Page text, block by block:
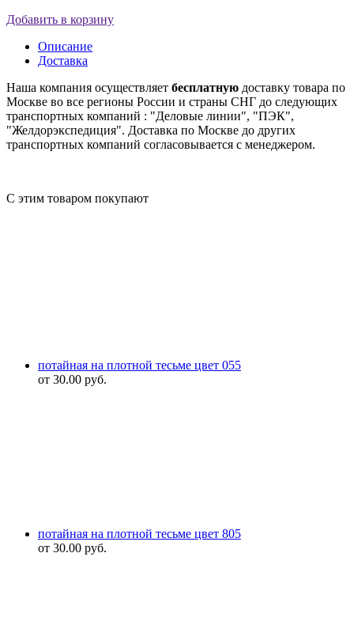
Добавить в корзину
Описание
Доставка
Наша компания осуществляет бесплатную доставку товара по
Москве во все регионы России и страны СНГ до следующих
транспортных компаний : "Деловые линии", "ПЭК",
"Желдорэкспедиция". Доставка по Москве до других
транспортных компаний согласовывается с менеджером.
С этим товаром покупают
потайная на плотной тесьме цвет 055
от 30.00 руб.
потайная на плотной тесьме цвет 805
от 30.00 руб.